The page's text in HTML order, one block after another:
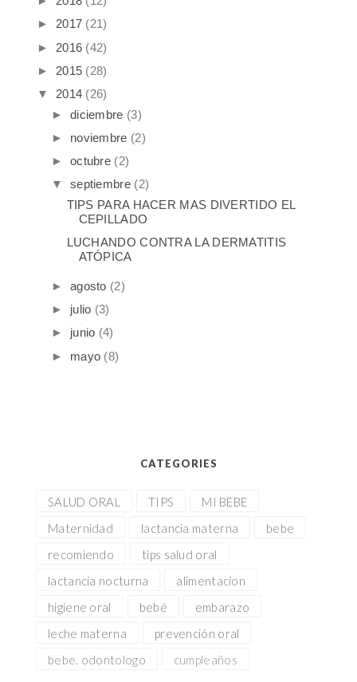
► 2017 (21)
► 2016 (42)
► 2015 (28)
▼
2014 (26)
► diciembre (3)
► noviembre (2)
► octubre (2)
▼
septiembre (2)
TIPS PARA HACER MAS DIVERTIDO EL
CEPILLADO
LUCHANDO CONTRA LA DERMATITIS
ATÓPICA
► agosto (2)
► julio (3)
► junio (4)
► mayo (8)
CATEGORIES
SALUD ORAL TIPS
MI BEBE
Maternidad
lactancia materna
bebe
recomiendo
tips salud oral
lactancia nocturna
alimentacion
higiene oral
bebé
embarazo
leche materna
prevención oral
bebe. odontologo
cumpleaños